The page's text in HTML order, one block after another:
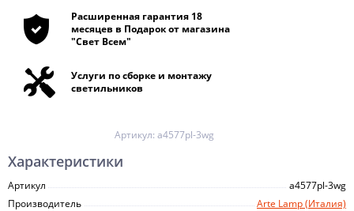
Расширенная гарантия 18
месяцев в Подарок от магазина
"Свет Всем"
Услуги по сборке и монтажу
светильников
Артикул: a4577pl-3wg
Характеристики
Артикул
a4577pl-3wg
Производитель
Arte Lamp (Италия)